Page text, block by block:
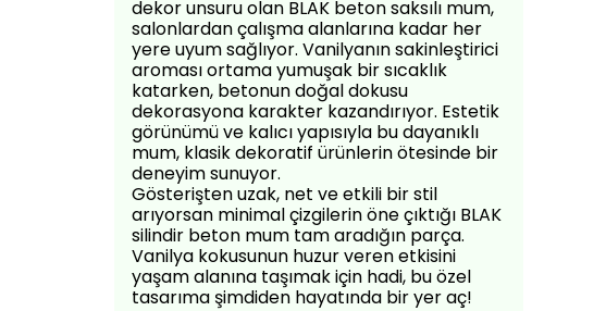
dekor unsuru olan BLAK beton saksılı mum,
salonlardan çalışma alanlarına kadar her
yere uyum sağlıyor. Vanilyanın sakinleştirici
aroması ortama yumuşak bir sıcaklık
katarken, betonun doğal dokusu
dekorasyona karakter kazandırıyor. Estetik
görünümü ve kalıcı yapısıyla bu dayanıklı
mum, klasik dekoratif ürünlerin ötesinde bir
deneyim sunuyor.
Gösterişten uzak, net ve etkili bir stil
arıyorsan minimal çizgilerin öne çıktığı BLAK
silindir beton mum tam aradığın parça.
Vanilya kokusunun huzur veren etkisini
yaşam alanına taşımak için hadi, bu özel
tasarıma şimdiden hayatında bir yer aç!